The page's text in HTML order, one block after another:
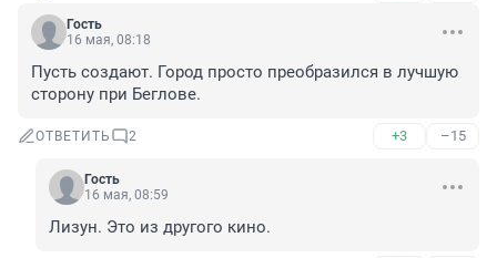
Гость
16 мая, 08:18
Пусть создают. Город просто преобразился в лучшую
сторону при Беглове.
ОТВЕТИТЬ 2 +3 –15
Гость
16 мая, 08:59
Лизун. Это из другого кино.